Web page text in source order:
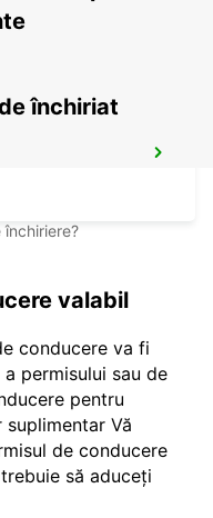
închiriat
valabil
conducere va fi
permisului sau de
pentru
Vă
de conducere
să aduceți